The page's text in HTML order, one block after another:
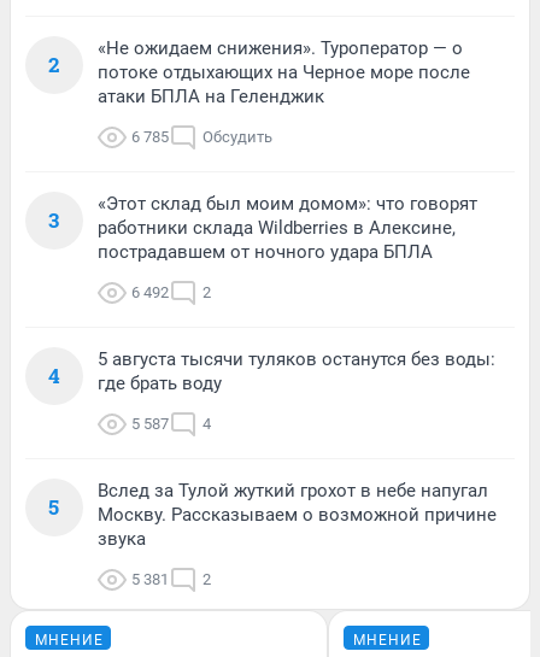
2
«Не ожидаем снижения». Туроператор — о
потоке отдыхающих на Черное море после
атаки БПЛА на Геленджик
6 785 Обсудить
3
«Этот склад был моим домом»: что говорят
работники склада Wildberries в Алексине,
пострадавшем от ночного удара БПЛА
6 492 2
4
5 августа тысячи туляков останутся без воды:
где брать воду
5 587 4
5
Вслед за Тулой жуткий грохот в небе напугал
Москву. Рассказываем о возможной причине
звука
5 381 2
МНЕНИЕ МНЕНИЕ